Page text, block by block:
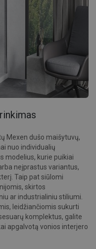
Mexen dušo maišytuvų,
nuo individualių
modelius, kurie puikiai
neįprastus variantus,
Taip pat siūlomi
skirtos
ar industrialiniu stiliumi.
leidžiančiomis sukurti
komplektus, galite
apgalvotą vonios interjero